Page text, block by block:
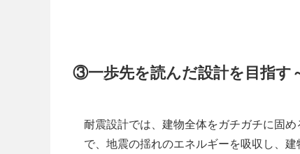
③一歩先を読んだ設計を目指す
耐震設計では、建物全体をガチガチに固
で、地震の揺れのエネルギーを吸収し、